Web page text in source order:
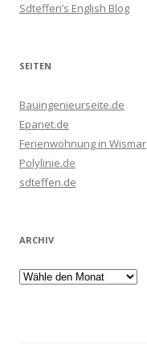
Sdteffen’s English Blog
SEITEN
Bauingenieurseite.de
Epanet.de
Ferienwohnung in Wismar
Polylinie.de
sdteffen.de
ARCHIV